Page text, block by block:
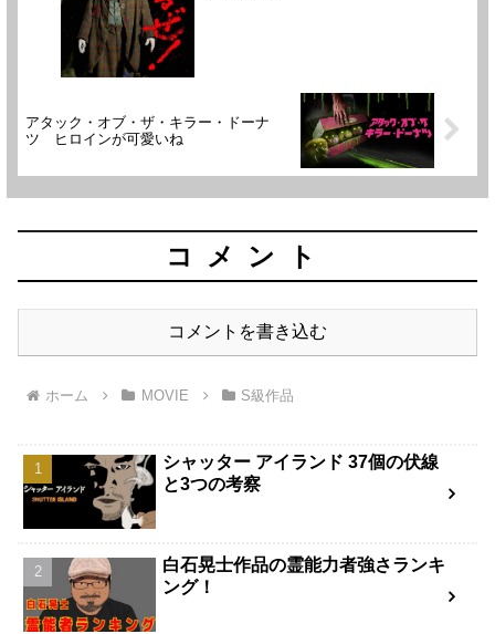
アタック・オブ・ザ・キラー・ドーナ
ツ ヒロインが可愛いね
コメント
コメントを書き込む
ホーム MOVIE S級作品
シャッター アイランド 37個の伏線
と3つの考察
白石晃士作品の霊能力者強さランキ
ング！